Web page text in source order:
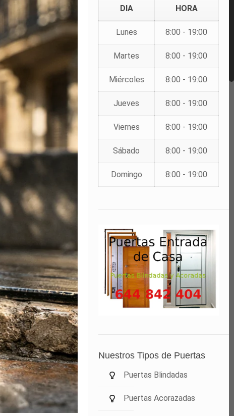
DIA HORA
Lunes 8:00 - 19:00
Martes 8:00 - 19:00
Miércoles 8:00 - 19:00
Jueves 8:00 - 19:00
Viernes 8:00 - 19:00
Sábado 8:00 - 19:00
Domingo 8:00 - 19:00
Nuestros Tipos de Puertas
Puertas Blindadas
Puertas Acorazadas